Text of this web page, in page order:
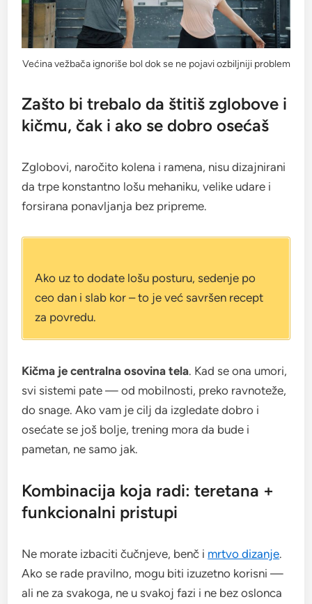
Većina vežbača ignoriše bol dok se ne pojavi ozbiljniji problem
Zašto bi trebalo da štitiš zglobove i
kičmu, čak i ako se dobro osećaš
Zglobovi, naročito kolena i ramena, nisu dizajnirani
da trpe konstantno lošu mehaniku, velike udare i
forsirana ponavljanja bez pripreme.
Ako uz to dodate lošu posturu, sedenje po
ceo dan i slab kor – to je već savršen recept
za povredu.
Kičma je centralna osovina tela. Kad se ona umori,
svi sistemi pate — od mobilnosti, preko ravnoteže,
do snage. Ako vam je cilj da izgledate dobro i
osećate se još bolje, trening mora da bude i
pametan, ne samo jak.
Kombinacija koja radi: teretana +
funkcionalni pristupi
Ne morate izbaciti čučnjeve, benč i mrtvo dizanje.
Ako se rade pravilno, mogu biti izuzetno korisni —
ali ne za svakoga, ne u svakoj fazi i ne bez oslonca